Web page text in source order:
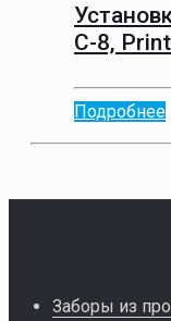
С-8,
Подробнее
Заборы из